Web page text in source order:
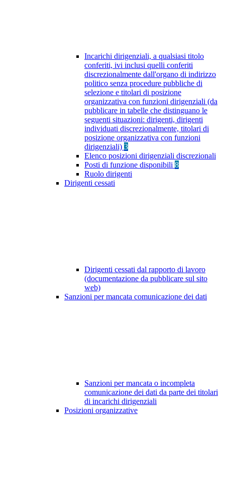
Incarichi dirigenziali, a qualsiasi titolo
conferiti, ivi inclusi quelli conferiti
discrezionalmente dall'organo di indirizzo
politico senza procedure pubbliche di
selezione e titolari di posizione
organizzativa con funzioni dirigenziali (da
pubblicare in tabelle che distinguano le
seguenti situazioni: dirigenti, dirigenti
individuati discrezionalmente, titolari di
posizione organizzativa con funzioni
dirigenziali) 3
Elenco posizioni dirigenziali discrezionali
Posti di funzione disponibili 8
Ruolo dirigenti
Dirigenti cessati
Dirigenti cessati dal rapporto di lavoro
(documentazione da pubblicare sul sito
web)
Sanzioni per mancata comunicazione dei dati
Sanzioni per mancata o incompleta
comunicazione dei dati da parte dei titolari
di incarichi dirigenziali
Posizioni organizzative